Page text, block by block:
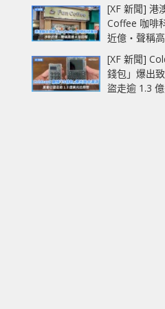
[XF 新聞] 港
Coffee 咖啡
近億‧聲稱
[XF 新聞]
錢包」爆出
盜走逾 1.3